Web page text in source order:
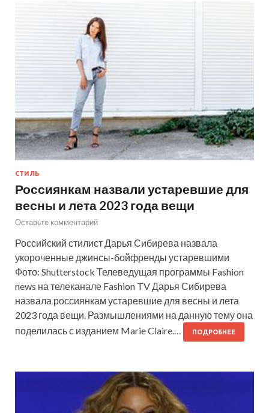
СТИЛЬ
Россиянкам назвали устаревшие для
весны и лета 2023 года вещи
Оставьте комментарий
Российский стилист Дарья Сибирева назвала
укороченные джинсы-бойфренды устаревшими
Фото: Shutterstock Телеведущая программы Fashion
news на телеканале Fashion TV Дарья Сибирева
назвала россиянкам устаревшие для весны и лета
2023 года вещи. Размышлениями на данную тему она
поделилась с изданием Marie Claire.…
ПОДРОБНЕЕ